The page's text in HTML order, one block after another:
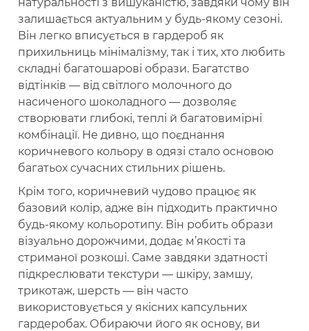
залишається актуальним у будь-якому сезоні.
Він легко вписується в гардероб як
прихильниць мінімалізму, так і тих, хто любить
складні багатошарові образи. Багатство
відтінків — від світлого молочного до
насиченого шоколадного — дозволяє
створювати глибокі, теплі й багатовимірні
комбінації. Не дивно, що поєднання
коричневого кольору в одязі стало основою
багатьох сучасних стильних рішень.
Крім того, коричневий чудово працює як
базовий колір, адже він підходить практично
будь-якому кольоротипу. Він робить образи
візуально дорожчими, додає м’якості та
стриманої розкоші. Саме завдяки здатності
підкреслювати текстури — шкіру, замшу,
трикотаж, шерсть — він часто
використовується у якісних капсульних
гардеробах. Обираючи його як основу, ви